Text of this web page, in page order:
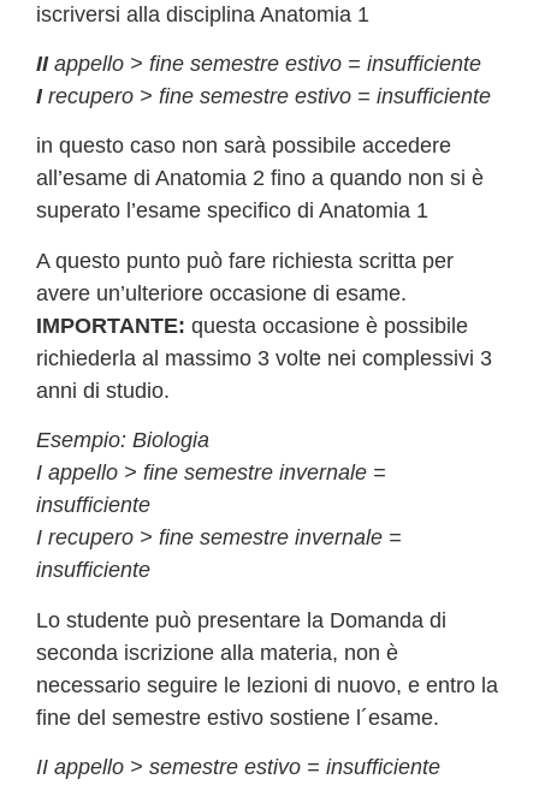
iscriversi alla disciplina Anatomia 1
IIappello > fine semestre estivo = insufficiente
Irecupero > fine semestre estivo = insufficiente
in questo caso non sarà possibile accedere
all’esame di Anatomia 2 fino a quando non si è
superato l’esame specifico di Anatomia 1
A questo punto può fare richiesta scritta per
avere un’ulteriore occasione di esame.
IMPORTANTE: questa occasione è possibile
richiederla al massimo 3 volte nei complessivi 3
anni di studio.
Esempio: Biologia
I appello > fine semestre invernale =
insufficiente
I recupero > fine semestre invernale =
insufficiente
Lo studente può presentare la Domanda di
seconda iscrizione alla materia, non è
necessario seguire le lezioni di nuovo, e entro la
fine del semestre estivo sostiene l´esame.
II appello > semestre estivo = insufficiente